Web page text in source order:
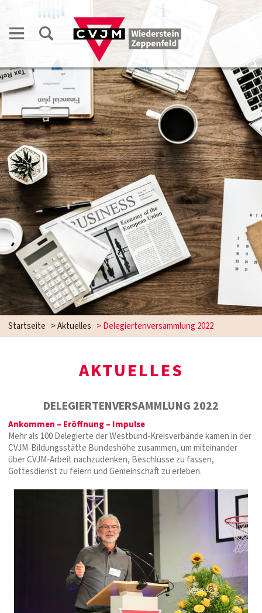
Startseite >Aktuelles >Delegiertenversammlung 2022
AKTUELLES
DELEGIERTENVERSAMMLUNG 2022
Ankommen – Eröffnung – Impulse
Mehr als 100 Delegierte der Westbund-Kreisverbände kamen in der
CVJM-Bildungsstätte Bundeshöhe zusammen, um miteinander
über CVJM-Arbeit nachzudenken, Beschlüsse zu fassen,
Gottesdienst zu feiern und Gemeinschaft zu erleben.